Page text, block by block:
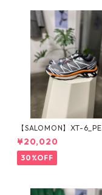
【SALOMON】XT-
¥20,020
30%OFF